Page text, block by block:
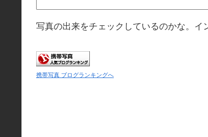
写真の出来をチェックしているのかな。イ
携帯写真 ブログランキングへ